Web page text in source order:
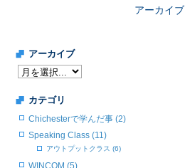
アーカイブ
アーカイブ
カテゴリ
Chichesterで学んだ事 (2)
Speaking Class (11)
アウトプットクラス (6)
WINCOM (5)